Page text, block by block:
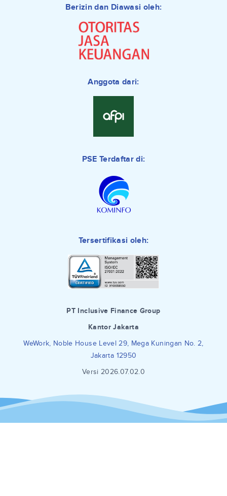
Berizin dan Diawasi oleh:
Anggota dari:
PSE Terdaftar di:
Tersertifikasi oleh:
PT Inclusive Finance Group
Kantor Jakarta
WeWork, Noble House Level 29, Mega Kuningan No. 2,
Jakarta 12950
Versi 2026.07.02.0